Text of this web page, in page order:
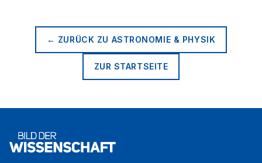
← ZURÜCK ZU ASTRONOMIE & PHYSIK
ZUR STARTSEITE